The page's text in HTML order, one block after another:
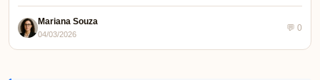
Mariana Souza
04/03/2026
💬 0